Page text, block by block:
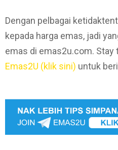
Dengan pelbagai
kepada harga emas, jadi
emas di emas2u.com. Stay
Emas2U (klik sini) untuk